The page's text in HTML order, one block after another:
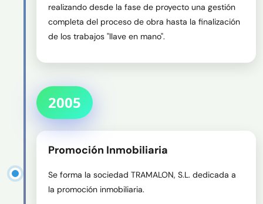
realizando desde la fase de proyecto una gestión
completa del proceso de obra hasta la finalización
de los trabajos "llave en mano".
2005
Promoción Inmobiliaria
Se forma la sociedad TRAMALON, S.L. dedicada a
la promoción inmobiliaria.